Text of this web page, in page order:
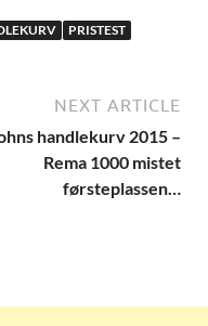
PRISTEST
NEXT ARTICLE
handlekurv 2015 –
Rema 1000 mistet
førsteplassen…